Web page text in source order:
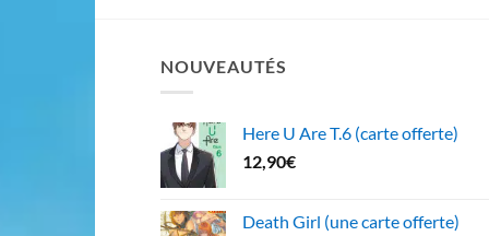
NOUVEAUTÉS
Here U Are T.6 (carte offerte)
12,90€
Death Girl (une carte offerte)